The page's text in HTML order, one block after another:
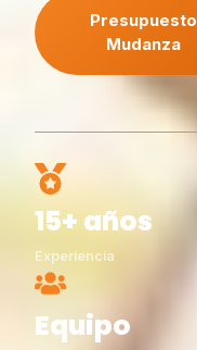
Presupuesto
Mudanza
15+ años
Experiencia
Equipo